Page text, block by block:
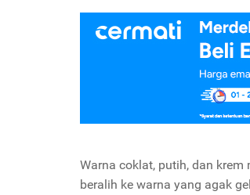
Warna coklat, putih, dan
beralih ke warna yang agak